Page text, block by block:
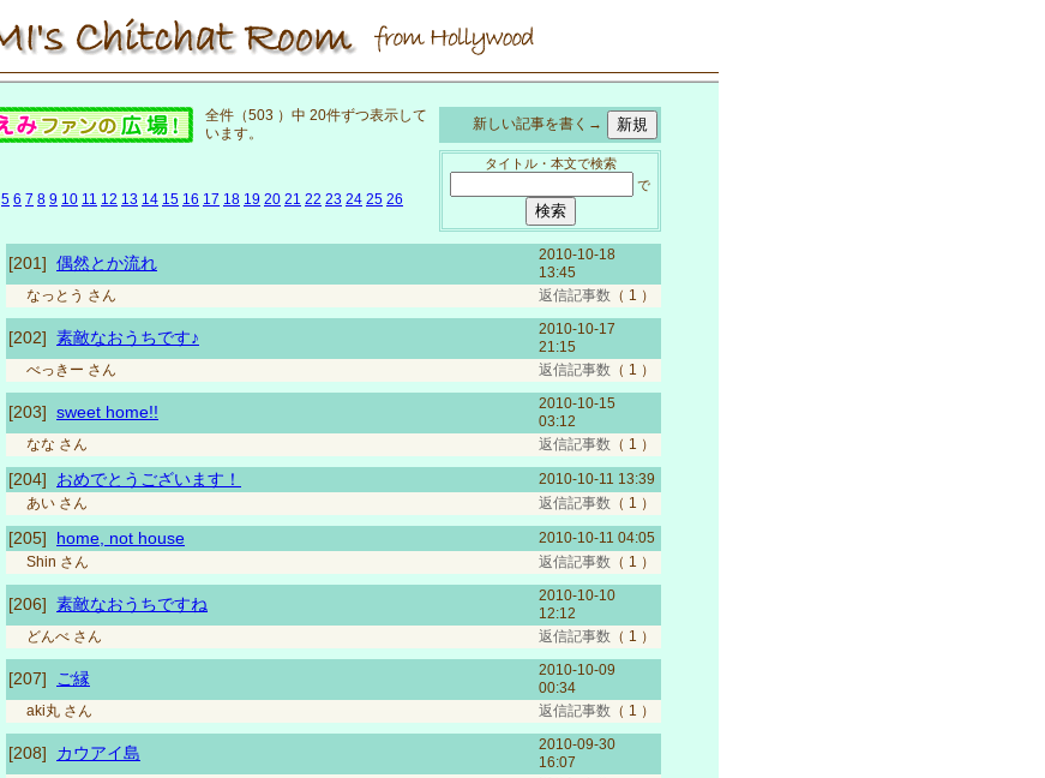
全件（503 ）中 20件ずつ表示して
います。
新しい記事を書く→
5 6 7 8 9 10 11 12 13 14 15 16 17 18 19 20 21 22 23 24 25 26
タイトル・本文で検索
で
[201] 偶然とか流れ
2010-10-18
13:45
なっとう さん 返信記事数 （ 1 ）
[202] 素敵なおうちです♪
2010-10-17
21:15
べっきー さん 返信記事数 （ 1 ）
[203] sweet home!!
2010-10-15
03:12
なな さん 返信記事数 （ 1 ）
[204] おめでとうございます！
2010-10-11 13:39
あい さん 返信記事数 （ 1 ）
[205] home, not house
2010-10-11 04:05
Shin さん 返信記事数 （ 1 ）
[206] 素敵なおうちですね
2010-10-10
12:12
どんべ さん 返信記事数 （ 1 ）
[207] ご縁
2010-10-09
00:34
aki丸 さん 返信記事数 （ 1 ）
[208] カウアイ島
2010-09-30
16:07